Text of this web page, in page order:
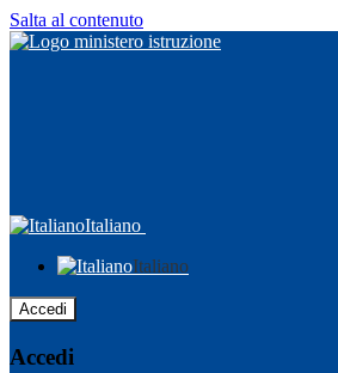
Salta al contenuto
Italiano
Italiano
Accedi
Accedi